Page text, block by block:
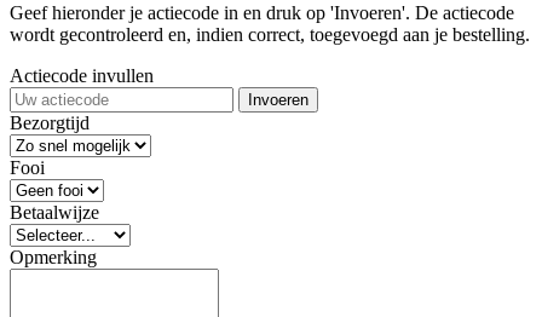
Geef hieronder je actiecode in en druk op 'Invoeren'. De actiecode
wordt gecontroleerd en, indien correct, toegevoegd aan je bestelling.
Actiecode invullen
Invoeren
Bezorgtijd
Fooi
Betaalwijze
Opmerking